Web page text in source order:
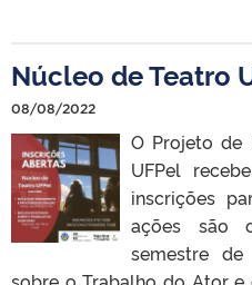
Núcleo de Teatro
08/08/2022
O Projeto de
UFPel
inscrições
ações são
semestre
sobre o Trabalho do Ator e